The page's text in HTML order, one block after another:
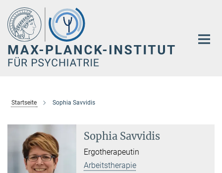
Hauptinhalt
Startseite Sophia Savvidis
Sophia Savvidis
Ergotherapeutin
Arbeitstherapie